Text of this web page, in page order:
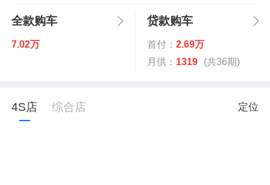
全款购车
7.02万
贷款购车
首付： 2.69万
月供： 1319 (共36期)
4S店 综合店 定位